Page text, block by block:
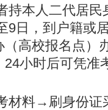
持本人二代居
9日，到户籍或
高校报名点）
小时后可凭准
材料→刷身份